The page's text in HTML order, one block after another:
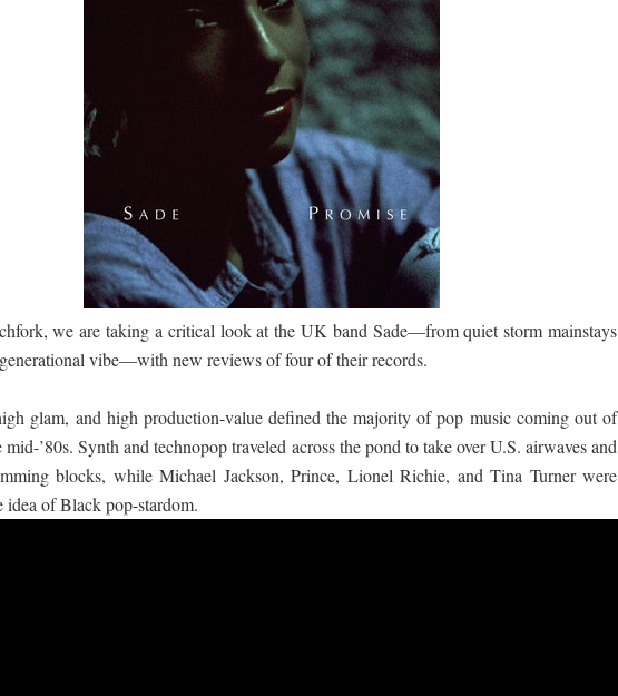
පද පෙළ
- මතක අලුතින් ලියන්න ගීතයේ පද පෙළ
ගීතයේ පද පෙළ
සඳේ ගීතයේ පද පෙළ
පද පෙළ
පද පෙළ
ගීතයේ පද පෙළ
පද පෙළ
ගීතයේ පද පෙළ
ගීතයේ පද පෙළ
පෙළ
පෙළ
we are taking a critical look at the UK band Sade—from quiet storm mainstays
vibe—with new reviews of four of their records.
glam, and high production-value defined the majority of pop music coming out of
’80s. Synth and technopop traveled across the pond to take over U.S. airwaves and
blocks, while Michael Jackson, Prince, Lionel Richie, and Tina Turner were
idea of Black pop-stardom.